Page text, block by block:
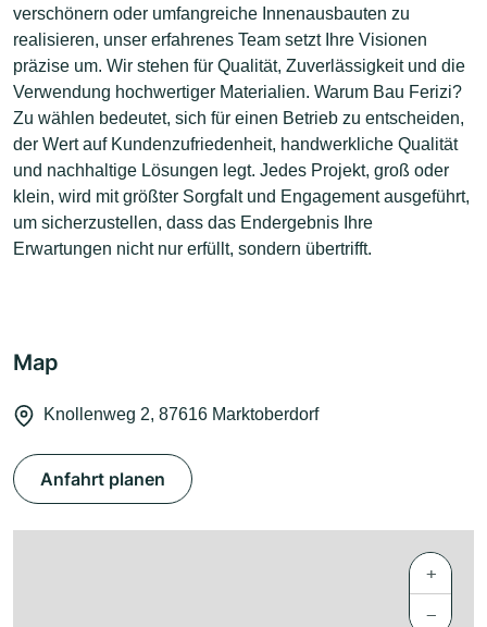
verschönern oder umfangreiche Innenausbauten zu
realisieren, unser erfahrenes Team setzt Ihre Visionen
präzise um. Wir stehen für Qualität, Zuverlässigkeit und die
Verwendung hochwertiger Materialien. Warum Bau Ferizi?
Zu wählen bedeutet, sich für einen Betrieb zu entscheiden,
der Wert auf Kundenzufriedenheit, handwerkliche Qualität
und nachhaltige Lösungen legt. Jedes Projekt, groß oder
klein, wird mit größter Sorgfalt und Engagement ausgeführt,
um sicherzustellen, dass das Endergebnis Ihre
Erwartungen nicht nur erfüllt, sondern übertrifft.
Map
Knollenweg 2, 87616 Marktoberdorf
Anfahrt planen
+
−